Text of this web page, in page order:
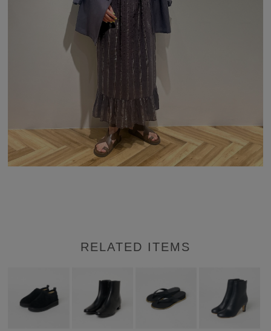
RELATED ITEMS